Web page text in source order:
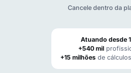
Cancele dentro da
Atuando desde
+540 mil
+15 milhõesde